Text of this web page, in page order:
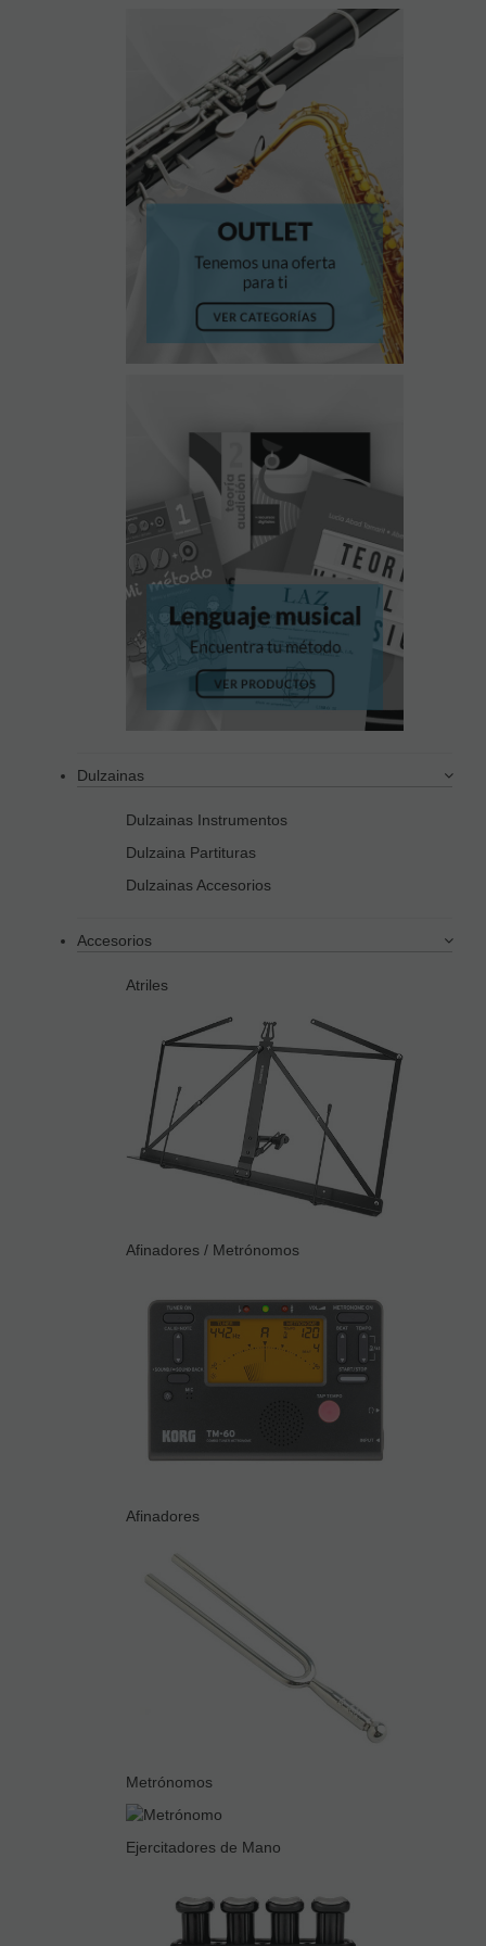
Dulzainas
Dulzainas Instrumentos
Dulzaina Partituras
Dulzainas Accesorios
Accesorios
Atriles
Afinadores / Metrónomos
Afinadores
Metrónomos
Ejercitadores de Mano